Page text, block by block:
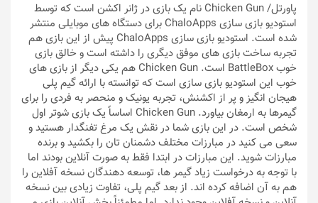
پاورتل
/ Chicken Gun نام یک بازی در ژانر اکشن است که توسط
استودیو بازی سازی ChaloApps برای دستگاه های موبایلی منتشر
شده است. استودیو بازی سازی ChaloApps پیش از این بازی هم
تجربه ساخت بازی های موفق دیگری را داشته است و خالق بازی
خوب BattleBox است. Chicken Gun هم یکی دیگر از بازی های
خوب این استودیو بازی سازی است که توانسته با ارائه گیم پلی
هیجان انگیز و پر از اکشنش، تجربه یونیک و منحصر به فردی را برای
گیمرها به ارمغان بیاورد. Chicken Gun اساساً یک بازی شوتر اول
شخص است. در این بازی شما در نقش یک مرغ تفنگدار هستید و
سعی می کنید در مبارزات مختلف دشمنان تان را بکشید و برنده
مبارزات شوید. این مبارزات در ابتدا فقط به صورت آنلاین بودند اما
با توجه به درخواست زیاد گیمر ها، توسعه دهندگان نسخه آفلاین را
هم به آن اضافه کرده اند. از بعد گیم پلی، تفاوت زیادی بین نسخه